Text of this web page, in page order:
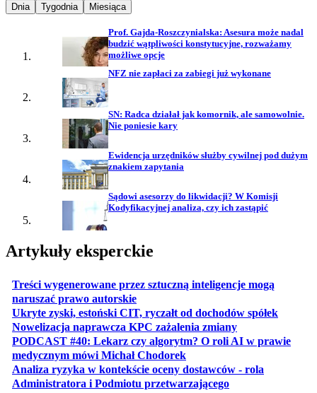
Najpopularniejsze wiadomości z
Dnia Najpopularniejsze wiadomości z
Tygodnia Najpopularniejsze wiadomości z
Miesiąca
Prof. Gajda-Roszczynialska: Asesura może nadal
budzić wątpliwości konstytucyjne, rozważamy
możliwe opcje
NFZ nie zapłaci za zabiegi już wykonane
SN: Radca działał jak komornik, ale samowolnie.
Nie poniesie kary
Ewidencja urzędników służby cywilnej pod dużym
znakiem zapytania
Sądowi asesorzy do likwidacji? W Komisji
Kodyfikacyjnej analiza, czy ich zastąpić
Artykuły eksperckie
Treści wygenerowane przez sztuczną inteligencje mogą
naruszać prawo autorskieotwiera się w nowej karcie
Ukryte zyski, estoński CIT, ryczałt od dochodów spółekotwiera
Nowelizacja naprawcza KPC zażalenia zmianyotwiera się w
PODCAST #40: Lekarz czy algorytm? O roli AI w prawie
medycznym mówi Michał Chodorekotwiera się w nowej karcie
Analiza ryzyka w kontekście oceny dostawców - rola
Administratora i Podmiotu przetwarzającegootwiera się w